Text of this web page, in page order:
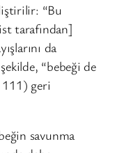
“Bu
tarafından]
da
“bebeği de
111) geri
savunma